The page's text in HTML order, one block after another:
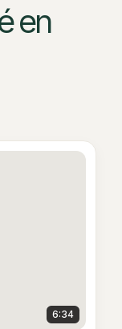
en
6:34